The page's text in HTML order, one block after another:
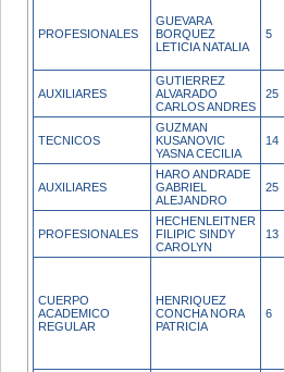
PROFESIONALES
GUEVARA
BORQUEZ
LETICIA NATALIA
5
AUXILIARES
GUTIERREZ
ALVARADO
CARLOS ANDRES
25
TECNICOS
GUZMAN
KUSANOVIC
YASNA CECILIA
14
AUXILIARES
HARO ANDRADE
GABRIEL
ALEJANDRO
25
PROFESIONALES
HECHENLEITNER
FILIPIC SINDY
CAROLYN
13
CUERPO
ACADEMICO
REGULAR
HENRIQUEZ
CONCHA NORA
PATRICIA
6